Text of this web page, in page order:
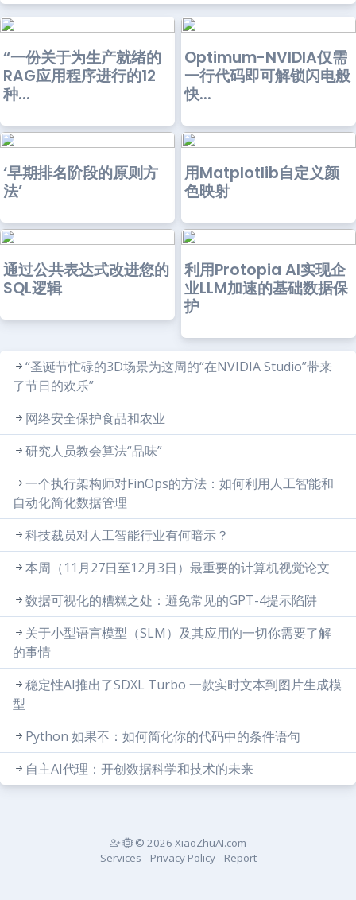
“一份关于为生产就绪的
RAG应用程序进行的12
种...
Optimum-NVIDIA仅需
一行代码即可解锁闪电般
快...
‘早期排名阶段的原则方
法’
用Matplotlib自定义颜
色映射
通过公共表达式改进您的
SQL逻辑
利用Protopia AI实现企
业LLM加速的基础数据保
护
“圣诞节忙碌的3D场景为这周的“在NVIDIA Studio”带来
了节日的欢乐”
网络安全保护食品和农业
研究人员教会算法“品味”
一个执行架构师对FinOps的方法：如何利用人工智能和
自动化简化数据管理
科技裁员对人工智能行业有何暗示？
本周（11月27日至12月3日）最重要的计算机视觉论文
数据可视化的糟糕之处：避免常见的GPT-4提示陷阱
关于小型语言模型（SLM）及其应用的一切你需要了解
的事情
稳定性AI推出了SDXL Turbo 一款实时文本到图片生成模
型
Python 如果不：如何简化你的代码中的条件语句
自主AI代理：开创数据科学和技术的未来
© 2026 XiaoZhuAI.com
Services
Privacy Policy Report